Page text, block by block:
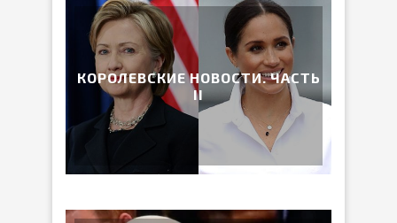
КОРОЛЕВСКИЕ НОВОСТИ. ЧАСТЬ
II